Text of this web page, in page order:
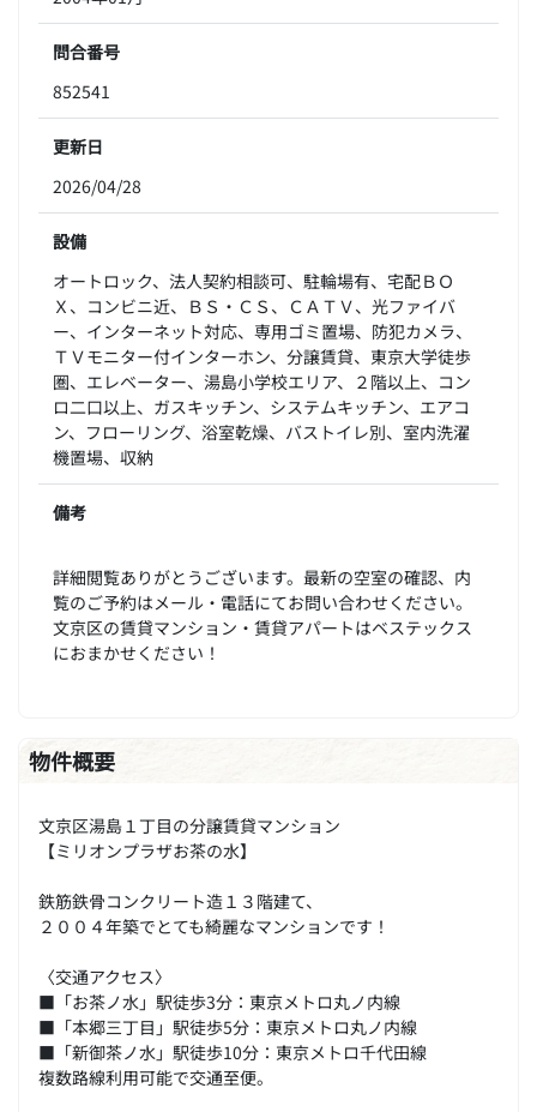
問合番号
852541
更新日
2026/04/28
設備
オートロック、法人契約相談可、駐輪場有、宅配ＢＯ
Ｘ、コンビニ近、ＢＳ・ＣＳ、ＣＡＴＶ、光ファイバ
ー、インターネット対応、専用ゴミ置場、防犯カメラ、
ＴＶモニター付インターホン、分譲賃貸、東京大学徒歩
圏、エレベーター、湯島小学校エリア、２階以上、コン
ロ二口以上、ガスキッチン、システムキッチン、エアコ
ン、フローリング、浴室乾燥、バストイレ別、室内洗濯
機置場、収納
備考
詳細閲覧ありがとうございます。最新の空室の確認、内
覧のご予約はメール・電話にてお問い合わせください。
文京区の賃貸マンション・賃貸アパートはベステックス
におまかせください！
物件概要
文京区湯島１丁目の分譲賃貸マンション
【ミリオンプラザお茶の水】
鉄筋鉄骨コンクリート造１３階建て、
２００４年築でとても綺麗なマンションです！
〈交通アクセス〉
■「お茶ノ水」駅徒歩3分：東京メトロ丸ノ内線
■「本郷三丁目」駅徒歩5分：東京メトロ丸ノ内線
■「新御茶ノ水」駅徒歩10分：東京メトロ千代田線
複数路線利用可能で交通至便。